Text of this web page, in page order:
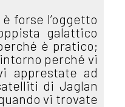
forse l’oggetto
galattico
è pratico;
perché vi
apprestate ad
di Jaglan
vi trovate